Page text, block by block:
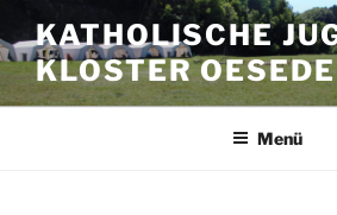
Inhalt
springen
KATHOLISCHE
KLOSTER OESEDE
Menü